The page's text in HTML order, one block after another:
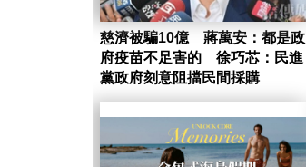
慈濟被騙10億 蔣萬安：都是政
府疫苗不足害的 徐巧芯：民進
黨政府刻意阻擋民間採購